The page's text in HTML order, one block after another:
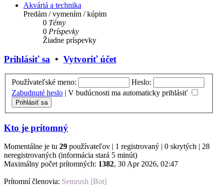
Akváriá a technika
Predám / vymením / kúpim
0 Témy
0 Príspevky
Žiadne príspevky
Prihlásiť sa • Vytvoriť účet
Používateľské meno:
Heslo:
Zabudnuté heslo | V budúcnosti ma automaticky prihlásiť
Kto je prítomný
Momentálne je tu 29 používateľov | 1 registrovaný | 0 skrytých | 28
neregistrovaných (informácia stará 5 minút)
Maximálny počet prítomných: 1382, 30 Apr 2026, 02:47
Prítomní členovia: Semrush [Bot]